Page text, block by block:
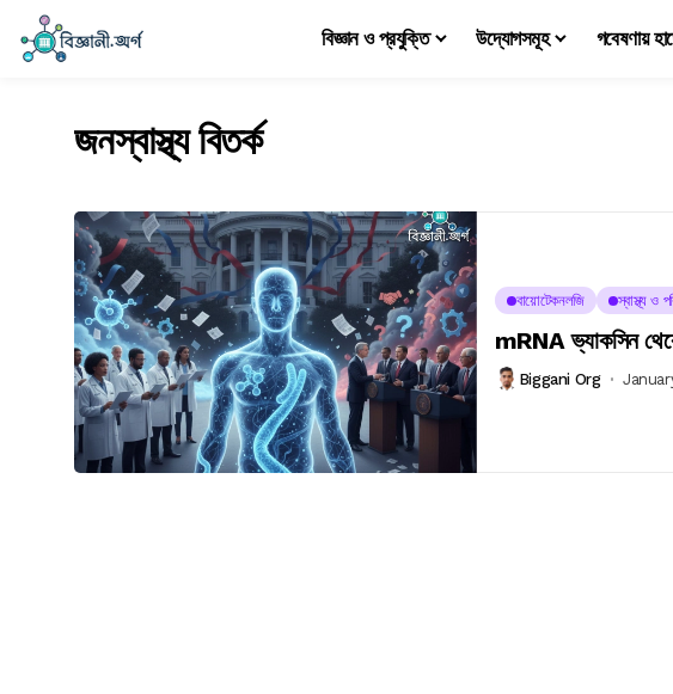
বিজ্ঞান ও প্রযুক্তি উদ্যোগসমূহ গবেষণায়
জনস্বাস্থ্য বিতর্ক
বায়োটেকনলজি স্বাস্থ্য ও
mRNA ভ্যাকসিন
Biggani Org